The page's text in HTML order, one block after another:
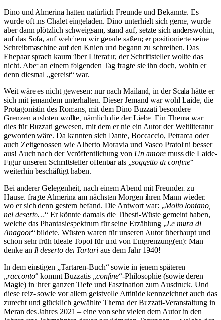
Dino und Almerina hatten natürlich Freunde und Bekannte. Es
wurde oft ins Chalet eingeladen. Dino unterhielt sich gerne, wurde
aber dann plötzlich schweigsam, stand auf, setzte sich anderswohin,
auf das Sofa, auf welchem wir gerade saßen; er positionierte seine
Schreibmaschine auf den Knien und begann zu schreiben. Das
Ehepaar sprach kaum über Literatur, der Schriftsteller wollte das
nicht. Aber an einem folgenden Tag fragte sie ihn doch, wohin er
denn diesmal „gereist“ war.
Weit wäre es nicht gewesen: nur nach Mailand, in der Scala hätte er
sich mit jemandem unterhalten. Dieser Jemand war wohl Laide, die
Protagonistin des Romans, mit dem Dino Buzzati besondere
Grenzen ausloten wollte, nämlich die der Liebe. Ein Thema war
dies für Buzzati gewesen, mit dem er nie ein Autor der Weltliteratur
geworden wäre. Da kannten sich Dante, Boccaccio, Petrarca oder
auch Zeitgenossen wie Alberto Moravia und Vasco Pratolini besser
aus! Auch nach der Veröffentlichung von Un amore muss die Laide-
Figur unseren Schriftsteller offenbar als „soggetto di confine“
weiterhin beschäftigt haben.
Bei anderer Gelegenheit, nach einem Abend mit Freunden zu
Hause, fragte Almerina am nächsten Morgen ihren Mann wieder,
wo er sich denn gestern befand. Die Antwort war: „Molto lontano,
nel deserto…“ Er könnte damals die Tibesti-Wüste gemeint haben,
welche das Phantasiespektrum für seine Erzählung „Le mura di
Anagoor“ bildete. Wüsten waren für unseren Autor überhaupt und
schon sehr früh ideale Topoi für und von Entgrenzung(en): Man
denke an Il deserto dei Tartari aus dem Jahr 1940!
In dem einstigen „Tartaren-Buch“ sowie in jenem späteren
„racconto“ kommt Buzzatis „confine“-Philosophie (sowie deren
Magie) in ihrer ganzen Tiefe und Faszination zum Ausdruck. Und
diese reiz- sowie vor allem geistvolle Attitüde kennzeichnet auch das
zurecht und glücklich gewählte Thema der Buzzati-Veranstaltung in
Meran des Jahres 2021 – eine von sehr vielen dem Autor in den